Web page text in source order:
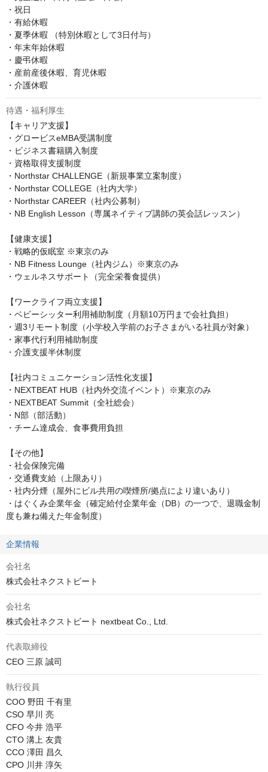
・祝日
・有給休暇
・夏季休暇 （特別休暇として3日付与）
・年末年始休暇
・慶弔休暇
・産前産後休暇、育児休暇
・介護休暇
待遇・福利厚生
【キャリア支援】
・グロービスeMBA受講制度
・ビジネス書籍購入制度
・資格取得支援制度
・Northstar CHALLENGE（新規事業立案制度）
・Northstar COLLEGE（社内大学）
・Northstar CAREER（社内公募制）
・NB English Lesson（専属ネイティブ講師の英会話レッスン）
【健康支援】
・戦略的仮眠室 ※東京のみ
・NB Fitness Lounge（社内ジム）※東京のみ
・ウェルネスサポート（完全栄養食提供）
【ワークライフ両立支援】
・ベビーシッター利用補助制度（月額10万円まで会社負担）
・週3リモート制度（小学校入学前のお子さまがいる社員が対象）
・家事代行利用補助制度
・介護支援半休制度
【社内コミュニケーション活性化支援】
・NEXTBEAT HUB（社内外交流イベント）※東京のみ
・NEXTBEAT Summit（全社総会）
・N部（部活動）
・チーム達成会、食事費用負担
【その他】
・社会保険完備
・交通費支給（上限あり）
・社内分煙（屋外にビル共用の喫煙所/拠点により違いあり）
・はぐくみ企業年金（確定給付企業年金（DB）の一つで、退職金制
度も兼ね備えた年金制度）
企業情報
会社名
株式会社ネクストビート
会社名
株式会社ネクストビート nextbeat Co., Ltd.
代表取締役
CEO 三原 誠司
執行役員
COO 野田 千有里
CSO 早川 亮
CFO 今井 浩平
CTO 溝上 友貴
CCO 澤田 昌久
CPO 川井 淳矢